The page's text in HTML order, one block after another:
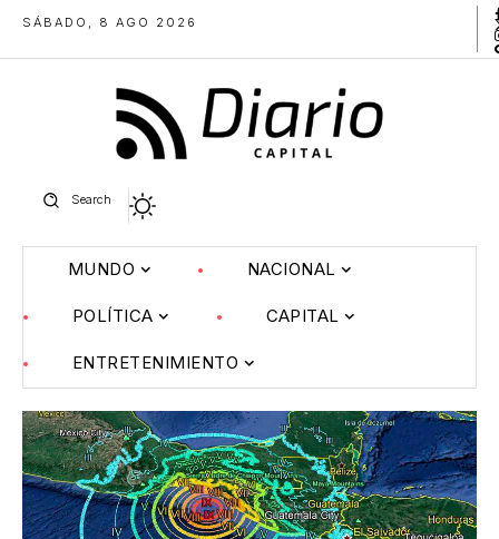
SÁBADO, 8 AGO 2026
Search
MUNDO NACIONAL
POLÍTICA CAPITAL
ENTRETENIMIENTO